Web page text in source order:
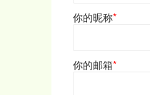
你的昵称*
你的邮箱*